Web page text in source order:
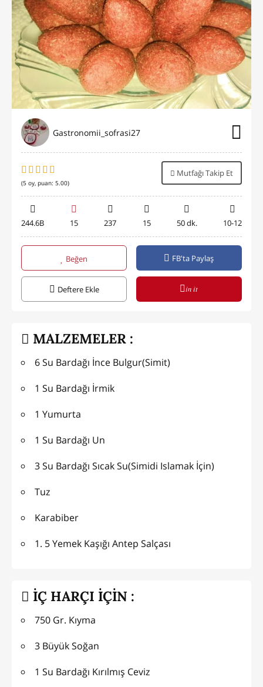
Gastronomii_sofrasi27
(5 oy, puan: 5.00)
Mutfağı Takip Et
244.6B 15 237 15 50 dk. 10-12
Beğen FB'ta Paylaş
Deftere Ekle in it
MALZEMELER :
6 Su Bardağı İnce Bulgur(Simit)
1 Su Bardağı İrmik
1 Yumurta
1 Su Bardağı Un
3 Su Bardağı Sıcak Su(Simidi Islamak İçin)
Tuz
Karabiber
1. 5 Yemek Kaşığı Antep Salçası
İÇ HARÇI İÇİN :
750 Gr. Kıyma
3 Büyük Soğan
1 Su Bardağı Kırılmış Ceviz